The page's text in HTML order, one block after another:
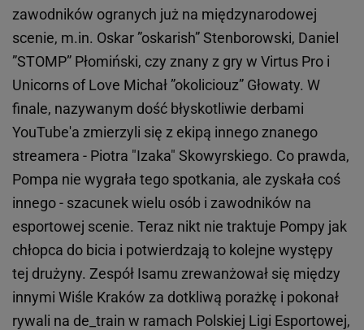
zawodników ogranych już na międzynarodowej
scenie, m.in. Oskar ”oskarish” Stenborowski, Daniel
”STOMP” Płomiński, czy znany z gry w Virtus Pro i
Unicorns of Love Michał ”okoliciouz” Głowaty. W
finale, nazywanym dość błyskotliwie derbami
YouTube'a zmierzyli się z ekipą innego znanego
streamera - Piotra "Izaka" Skowyrskiego. Co prawda,
Pompa nie wygrała tego spotkania, ale zyskała coś
innego - szacunek wielu osób i zawodników na
esportowej scenie. Teraz nikt nie traktuje Pompy jak
chłopca do bicia i potwierdzają to kolejne występy
tej drużyny. Zespół Isamu zrewanżował się między
innymi Wiśle Kraków za dotkliwą porażkę i pokonał
rywali na de_train w ramach Polskiej Ligi Esportowej,